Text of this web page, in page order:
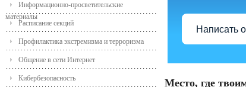
Информационно-просветительские
материалы
Расписание секций
Профилактика экстремизма и терроризма
Общение в сети Интернет
Кибербезопасность
Написать
Место, где